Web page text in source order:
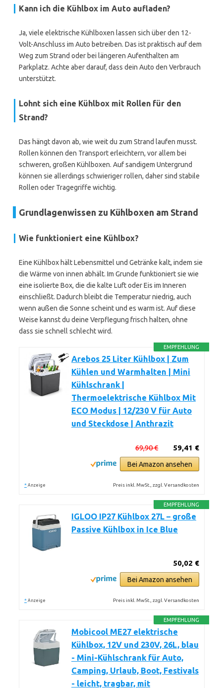
Kann ich die Kühlbox im Auto aufladen?
Ja, viele elektrische Kühlboxen lassen sich über den 12-
Volt-Anschluss im Auto betreiben. Das ist praktisch auf dem
Weg zum Strand oder bei längeren Aufenthalten am
Parkplatz. Achte aber darauf, dass dein Auto den Verbrauch
unterstützt.
Lohnt sich eine Kühlbox mit Rollen für den
Strand?
Das hängt davon ab, wie weit du zum Strand laufen musst.
Rollen können den Transport erleichtern, vor allem bei
schweren, großen Kühlboxen. Auf sandigem Untergrund
können sie allerdings schwieriger rollen, daher sind stabile
Rollen oder Tragegriffe wichtig.
Grundlagenwissen zu Kühlboxen am Strand
Wie funktioniert eine Kühlbox?
Eine Kühlbox hält Lebensmittel und Getränke kalt, indem sie
die Wärme von innen abhält. Im Grunde funktioniert sie wie
eine isolierte Box, die die kalte Luft oder Eis im Inneren
einschließt. Dadurch bleibt die Temperatur niedrig, auch
wenn außen die Sonne scheint und es warm ist. Auf diese
Weise kannst du deine Verpflegung frisch halten, ohne
dass sie schnell schlecht wird.
EMPFEHLUNG
Arebos 25 Liter Kühlbox | Zum
Kühlen und Warmhalten | Mini
Kühlschrank |
Thermoelektrische Kühlbox Mit
ECO Modus | 12/230 V für Auto
und Steckdose | Anthrazit
59,41 €
69,90 €
Bei Amazon ansehen
* Anzeige Preis inkl. MwSt., zzgl. Versandkosten
EMPFEHLUNG
IGLOO IP27 Kühlbox 27L – große
Passive Kühlbox in Ice Blue
50,02 €
Bei Amazon ansehen
* Anzeige Preis inkl. MwSt., zzgl. Versandkosten
EMPFEHLUNG
Mobicool ME27 elektrische
Kühlbox, 12V und 230V, 26L, blau
- Mini-Kühlschrank für Auto,
Camping, Urlaub, Boot, Festivals
- leicht, tragbar, mit